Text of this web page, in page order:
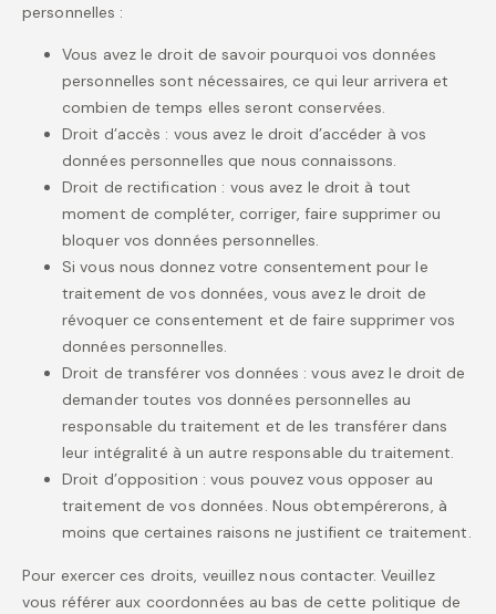
personnelles :
Vous avez le droit de savoir pourquoi vos données
personnelles sont nécessaires, ce qui leur arrivera et
combien de temps elles seront conservées.
Droit d’accès : vous avez le droit d’accéder à vos
données personnelles que nous connaissons.
Droit de rectification : vous avez le droit à tout
moment de compléter, corriger, faire supprimer ou
bloquer vos données personnelles.
Si vous nous donnez votre consentement pour le
traitement de vos données, vous avez le droit de
révoquer ce consentement et de faire supprimer vos
données personnelles.
Droit de transférer vos données : vous avez le droit de
demander toutes vos données personnelles au
responsable du traitement et de les transférer dans
leur intégralité à un autre responsable du traitement.
Droit d’opposition : vous pouvez vous opposer au
traitement de vos données. Nous obtempérerons, à
moins que certaines raisons ne justifient ce traitement.
Pour exercer ces droits, veuillez nous contacter. Veuillez
vous référer aux coordonnées au bas de cette politique de